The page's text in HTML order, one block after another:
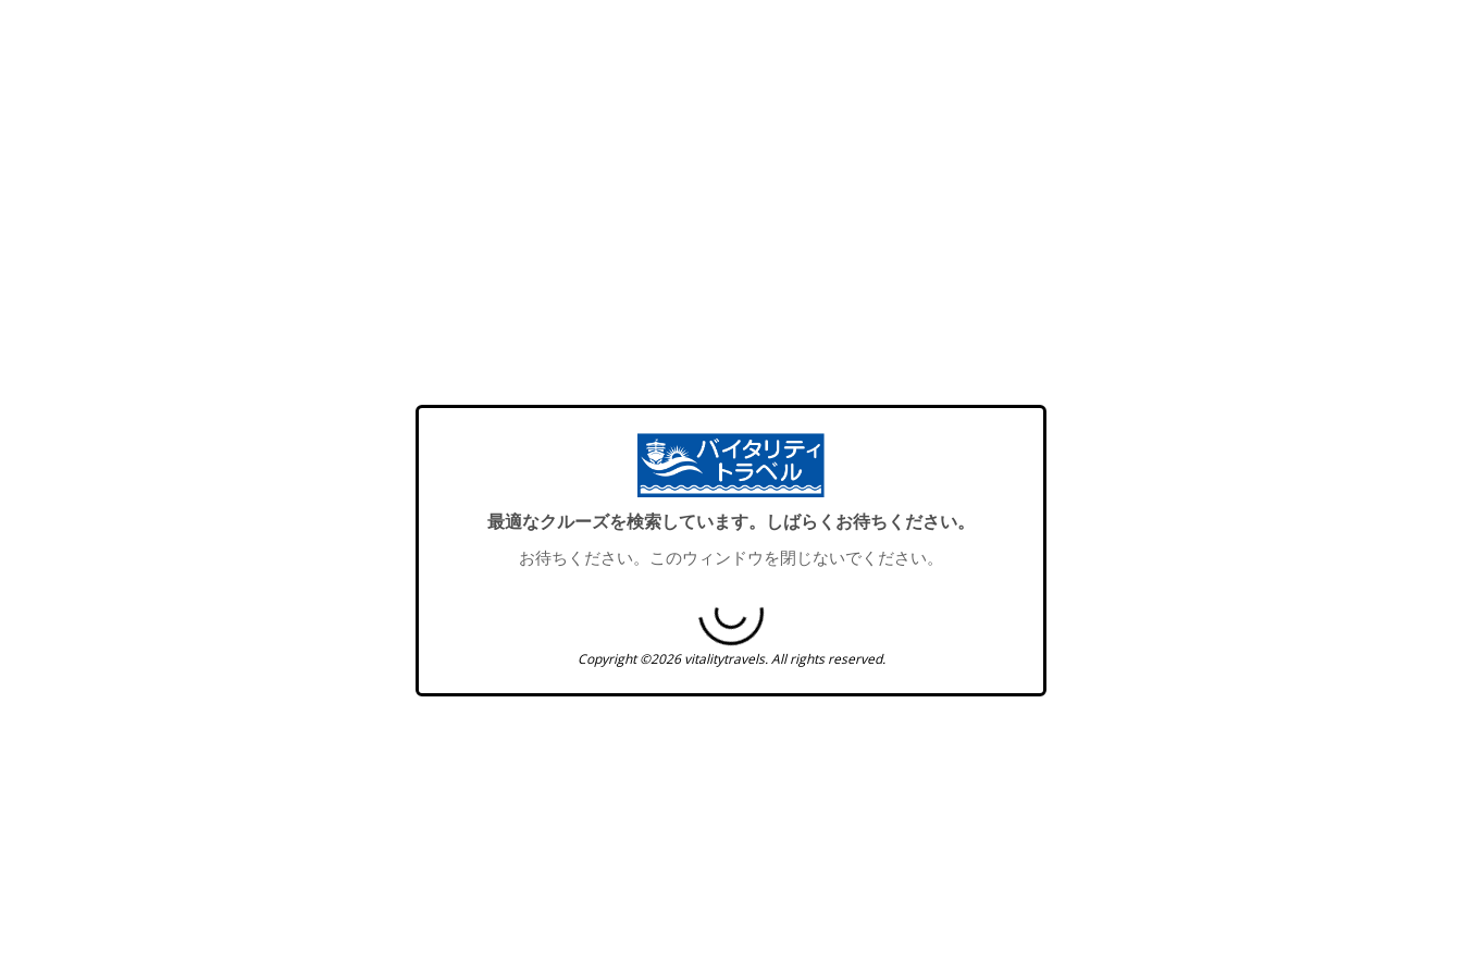
最適なクルーズを検索しています。しばらくお待ちください。
お待ちください。このウィンドウを閉じないでください。
Copyright ©2026 vitalitytravels. All rights reserved.